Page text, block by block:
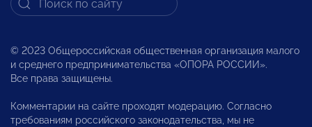
© 2023 Общероссийская общественная организация малого
и среднего предпринимательства «ОПОРА РОССИИ».
Все права защищены.
Комментарии на сайте проходят модерацию. Согласно
требованиям российского законодательства, мы не